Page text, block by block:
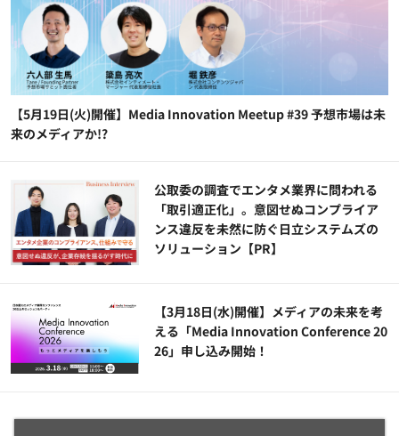
【5月19日(火)開催】Media Innovation Meetup #39 予想市場は未
来のメディアか!?
公​​取委の調査でエンタメ業界に問われる
「取引適正化」。意図せぬコンプライア
ンス違反を未然に防ぐ日立システムズの
ソリューション​【PR】
【3月18日(水)開催】メディアの未来を考
える「Media Innovation Conference 20
26」申し込み開始！